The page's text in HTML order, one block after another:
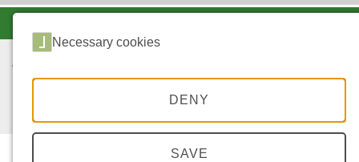
Necessary cookies
DENY
SAVE